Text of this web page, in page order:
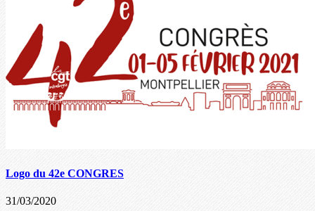
Logo du 42e CONGRES
31/03/2020